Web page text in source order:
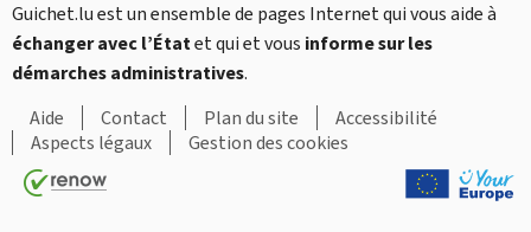
Guichet.lu est un ensemble de pages Internet qui vous aide à
échanger avec l’Étatet qui et vous informe sur les
démarches administratives.
Aide
Contact Plan du site
Accessibilité
Aspects légaux
Gestion des cookies